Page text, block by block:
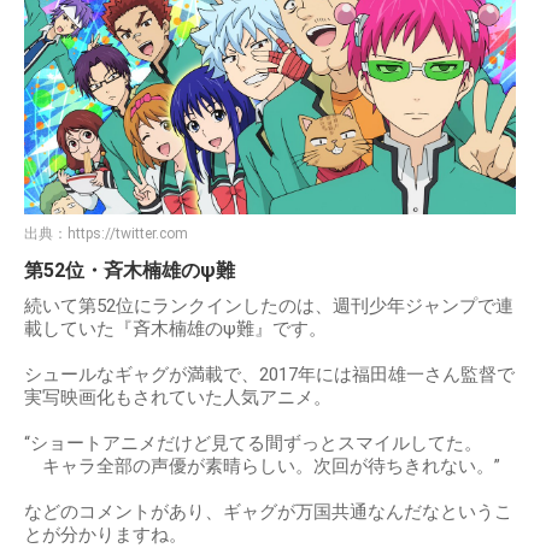
出典： https://twitter.com
第52位・斉木楠雄のψ難
続いて第52位にランクインしたのは、週刊少年ジャンプで連
載していた『斉木楠雄のψ難』です。
シュールなギャグが満載で、2017年には福田雄一さん監督で
実写映画化もされていた人気アニメ。
“ショートアニメだけど見てる間ずっとスマイルしてた。
キャラ全部の声優が素晴らしい。次回が待ちきれない。”
などのコメントがあり、ギャグが万国共通なんだなというこ
とが分かりますね。